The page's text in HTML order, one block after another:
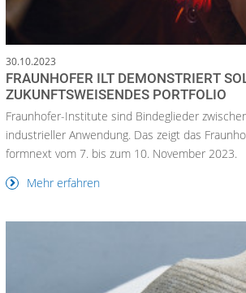
30.10.2023
FRAUNHOFER ILT DEMONSTRIERT
ZUKUNFTSWEISENDES PORTFOLIO
Fraunhofer-Institute sind Bindeglieder
industrieller Anwendung. Das zeigt das
formnext vom 7. bis zum 10. November 2023.
Mehr erfahren